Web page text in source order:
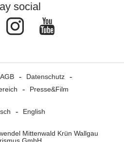
social
Instagram
AGB
Datenschutz
Presse&Film
English
Mittenwald Krün Wallgau